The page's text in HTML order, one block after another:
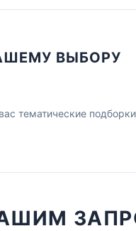
ВЫБОРУ
тематические